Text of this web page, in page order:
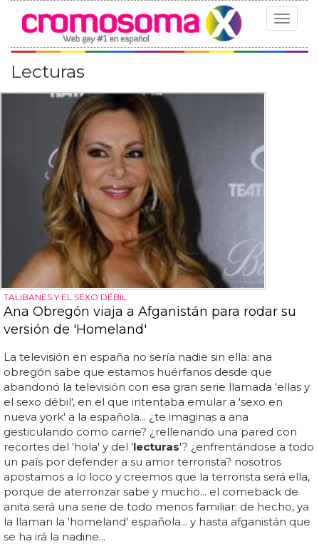
Toggle
Lecturas
TALIBANES Y EL SEXO DÉBIL
Ana Obregón viaja a Afganistán para rodar su
versión de 'Homeland'
La televisión en españa no sería nadie sin ella: ana
obregón sabe que estamos huérfanos desde que
abandonó la televisión con esa gran serie llamada 'ellas y
el sexo débil', en el que intentaba emular a 'sexo en
nueva york' a la española... ¿te imaginas a ana
gesticulando como carrie? ¿rellenando una pared con
recortes del 'hola' y del 'lecturas'? ¿enfrentándose a todo
un país por defender a su amor terrorista? nosotros
apostamos a lo loco y creemos que la terrorista será ella,
porque de aterrorizar sabe y mucho... el comeback de
anita será una serie de todo menos familiar: de hecho, ya
la llaman la 'homeland' española... y hasta afganistán que
se ha irá la nadine...